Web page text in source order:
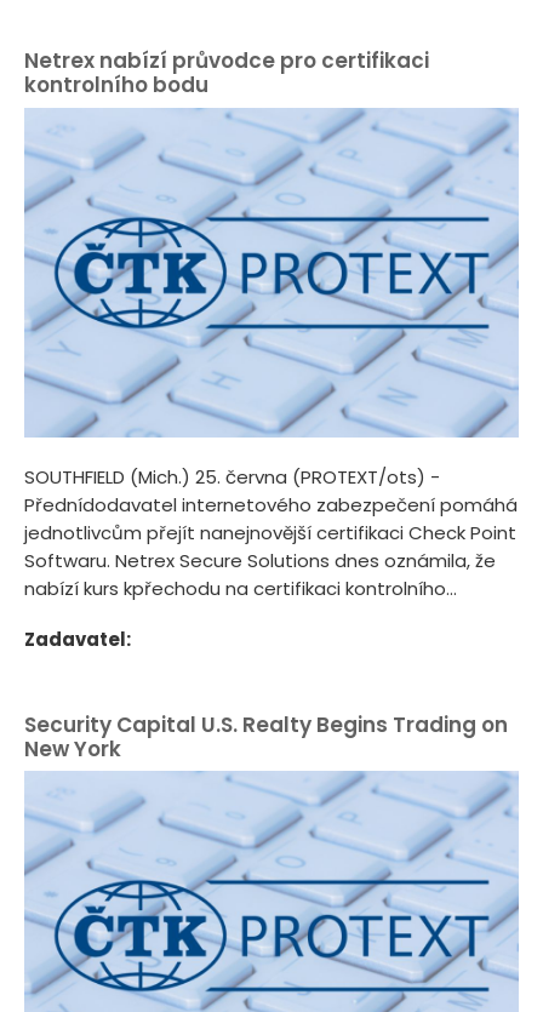
Netrex nabízí průvodce pro certifikaci
kontrolního bodu
SOUTHFIELD (Mich.) 25. června (PROTEXT/ots) -
Přednídodavatel internetového zabezpečení pomáhá
jednotlivcům přejít nanejnovější certifikaci Check Point
Softwaru. Netrex Secure Solutions dnes oznámila, že
nabízí kurs kpřechodu na certifikaci kontrolního...
Zadavatel:
Security Capital U.S. Realty Begins Trading on
New York